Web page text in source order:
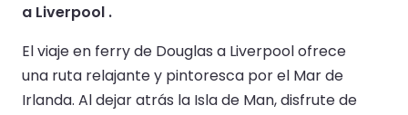
a Liverpool .
El viaje en ferry de Douglas a Liverpool ofrece
una ruta relajante y pintoresca por el Mar de
Irlanda. Al dejar atrás la Isla de Man, disfrute de